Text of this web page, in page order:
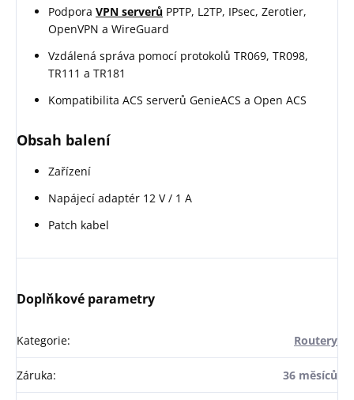
Podpora VPN serverů PPTP, L2TP, IPsec, Zerotier,
OpenVPN a WireGuard
Vzdálená správa pomocí protokolů TR069, TR098,
TR111 a TR181
Kompatibilita ACS serverů GenieACS a Open ACS
Obsah balení
Zařízení
Napájecí adaptér 12 V / 1 A
Patch kabel
Doplňkové parametry
Kategorie: Routery
Záruka: 36 měsíců